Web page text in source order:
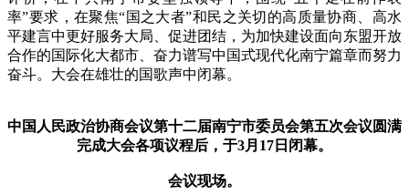
率”要求，在聚焦“国之大者”和民之关切的高质量协商、高水
平建言中更好服务大局、促进团结，为加快建设面向东盟开放
合作的国际化大都市、奋力谱写中国式现代化南宁篇章而努力
奋斗。大会在雄壮的国歌声中闭幕。
中国人民政治协商会议第十二届南宁市委员会第五次会议圆满
完成大会各项议程后，于3月17日闭幕。
会议现场。